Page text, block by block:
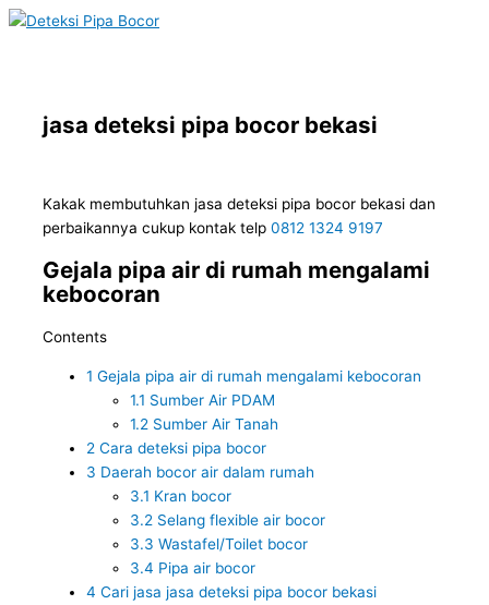
Skip
Menu
jasa deteksi pipa bocor bekasi
Kakak membutuhkan jasa deteksi pipa bocor bekasi dan
perbaikannya cukup kontak telp0812 1324 9197
Gejala pipa air di rumah mengalami
kebocoran
Contents
1 Gejala pipa air di rumah mengalami kebocoran
1.1 Sumber Air PDAM
1.2 Sumber Air Tanah
2 Cara deteksi pipa bocor
3 Daerah bocor air dalam rumah
3.1 Kran bocor
3.2 Selang flexible air bocor
3.3 Wastafel/Toilet bocor
3.4 Pipa air bocor
4 Cari jasa jasa deteksi pipa bocor bekasi